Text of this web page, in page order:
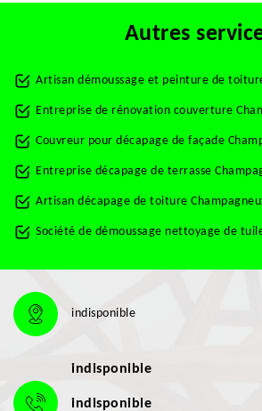
Autres
Artisan démoussage et peinture de
Entreprise de rénovation couverture
Couvreur pour décapage de façade
Entreprise décapage de terrasse
Artisan décapage de toiture
Société de démoussage nettoyage de
indisponible
indisponible
indisponible